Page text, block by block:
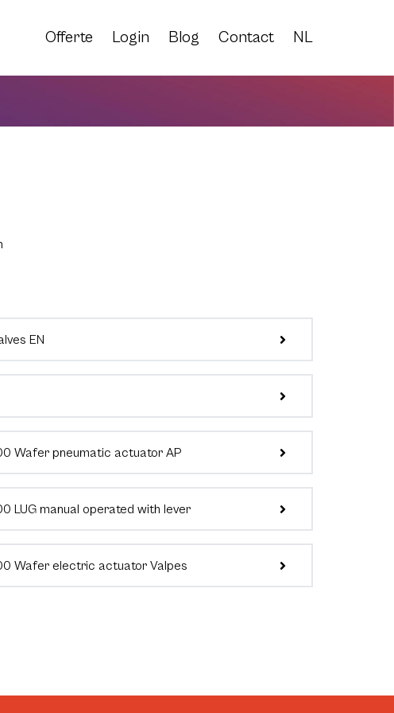
Offerte Login Blog Contact NL
EN
Wafer pneumatic actuator AP
LUG manual operated with lever
Wafer electric actuator Valpes